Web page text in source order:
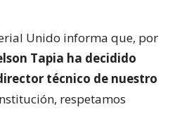
Unido informa que, por
Tapia ha decidido
técnico de nuestro
respetamos